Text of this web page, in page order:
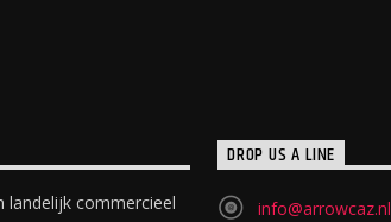
landelijk commercieel
DROP US A LINE
info@arrowcaz.nl